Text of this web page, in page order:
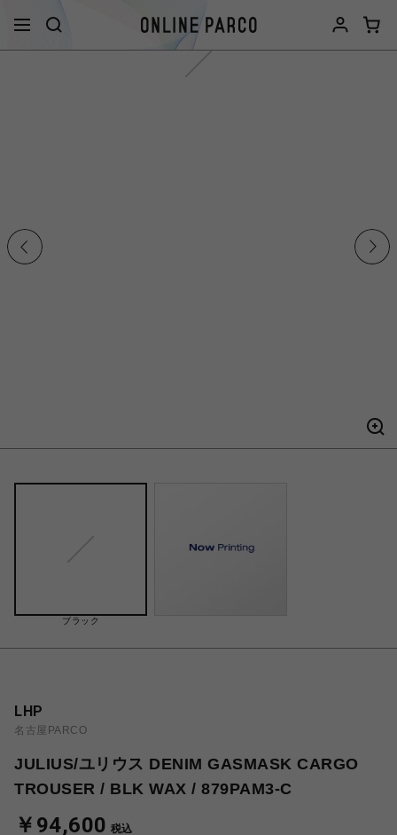
ブラック
LHP
名古屋PARCO
JULIUS/ユリウス DENIM GASMASK CARGO
TROUSER / BLK WAX / 879PAM3-C
￥94,600 税込